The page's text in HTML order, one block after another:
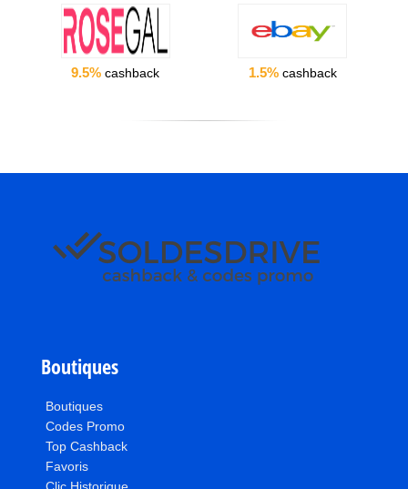
9.5% cashback 1.5%cashback
Boutiques
Boutiques
Codes Promo
Top Cashback
Favoris